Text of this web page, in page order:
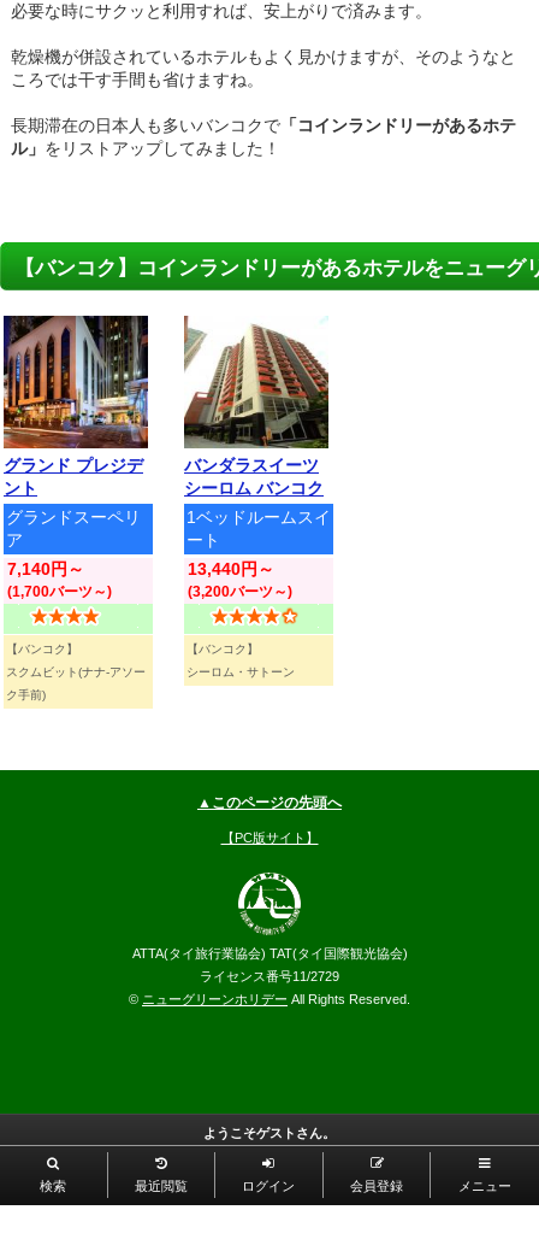
必要な時にサクッと利用すれば、安上がりで済みます。
乾燥機が併設されているホテルもよく見かけますが、そのようなと
ころでは干す手間も省けますね。
長期滞在の日本人も多いバンコクで 「コインランドリーがあるホテ
ル」 をリストアップしてみました！
【バンコク】コインランドリーがあるホテルをニュー
グランド プレジデ
ント
グランドスーペリ
ア
7,140円～
(1,700バーツ～)
【バンコク】
スクムビット(ナナ-アソー
ク手前)
バンダラスイーツ
シーロム バンコク
1ベッドルームスイ
ート
13,440円～
(3,200バーツ～)
【バンコク】
シーロム・サトーン
▲このページの先頭へ
【PC版サイト】
ATTA(タイ旅行業協会) TAT(タイ国際観光協会)
ライセンス番号11/2729
© ニューグリーンホリデー All Rights Reserved.
ようこそゲストさん。
検索 最近閲覧 ログイン 会員登録 メニュー